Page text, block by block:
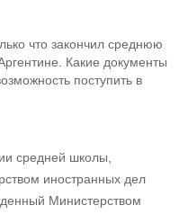
что закончил среднюю
Какие документы
поступить в
средней школы,
иностранных дел
Министерством